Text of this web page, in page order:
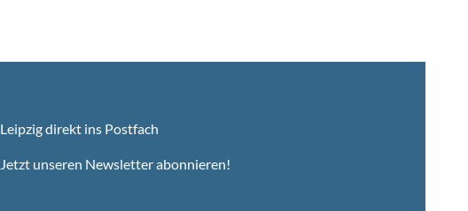
Leipzig direkt ins Postfach
Jetzt unseren Newsletter abonnieren!